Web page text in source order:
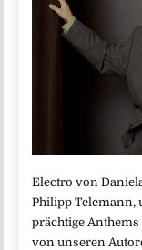
Electro von
Philipp Telemann,
prächtige
von unseren